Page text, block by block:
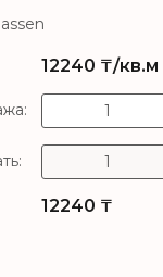
12240 ₸/кв.м
12240 ₸